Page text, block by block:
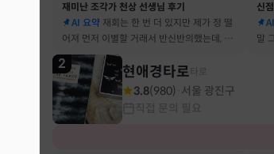
재미난 조각가 천상 선생님 후기
AI 요약 재회는 한 번 더 있지만 제가 정 떨
어져 먼저 이별할 거래서 반신반의했는데, 정
말 재회 후 제가 먼저 헤어지자고 했어요
신
말
2 현애경타로
3.8(980) 서울 광진구